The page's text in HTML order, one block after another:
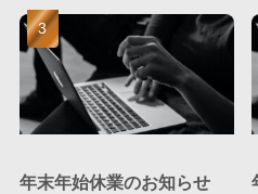
年末年始休業のお知らせ